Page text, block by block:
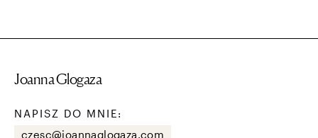
Joanna Glogaza
NAPISZ DO MNIE:
czesc@joannaglogaza.com